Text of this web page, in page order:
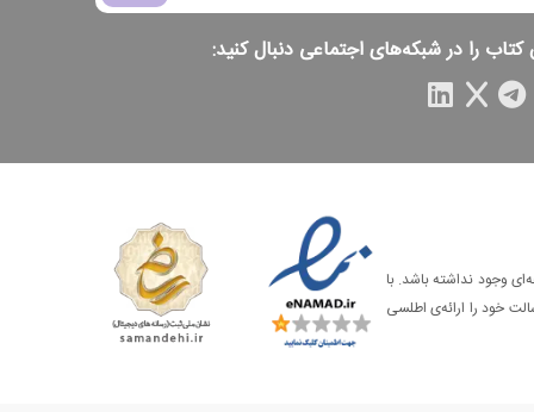
کتاب را در شبکه‌های اجتماعی دنبال کنید:
وجود نداشته باشد. با
خود را ارائه‌ی اطلسی